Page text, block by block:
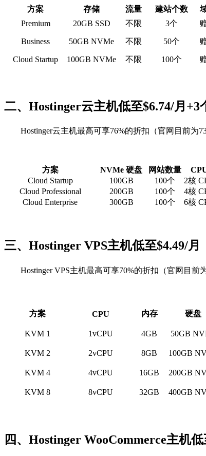
方案 存储 流量 建站个数
Premium
20GB SSD 不限 3个
Business 50GB NVMe 不限 50个
Cloud Startup 100GB NVMe 不限 100个
二、Hostinger云主机低至$6.74/月+3
Hostinger云主机最高可享76%的折扣（官网目前为
方案 NVMe 硬盘 网站数量
Cloud Startup
100GB 100个 2核
Cloud Professional
200GB 100个 4核
Cloud Enterprise
300GB 100个 6核
三、Hostinger VPS主机低至$4.49/月
Hostinger VPS主机最高可享70%的折扣（官网目前
方案 CPU 内存 硬盘
KVM 1 1vCPU 4GB 50GB
KVM 2 2vCPU 8GB 100GB
KVM 4 4vCPU 16GB 200GB
KVM 8 8vCPU 32GB 400GB
四、Hostinger WooCommerce主机